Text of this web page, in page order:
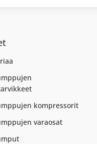
kompressorit
varaosat